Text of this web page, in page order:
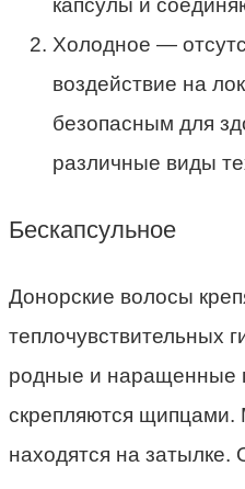
капсулы и
Холодное —
воздействие на
безопасным для
различные виды
Бескапсульное
Донорские волосы
теплочувствительных
родные и наращенные
скрепляются щипцами.
находятся на затылке.